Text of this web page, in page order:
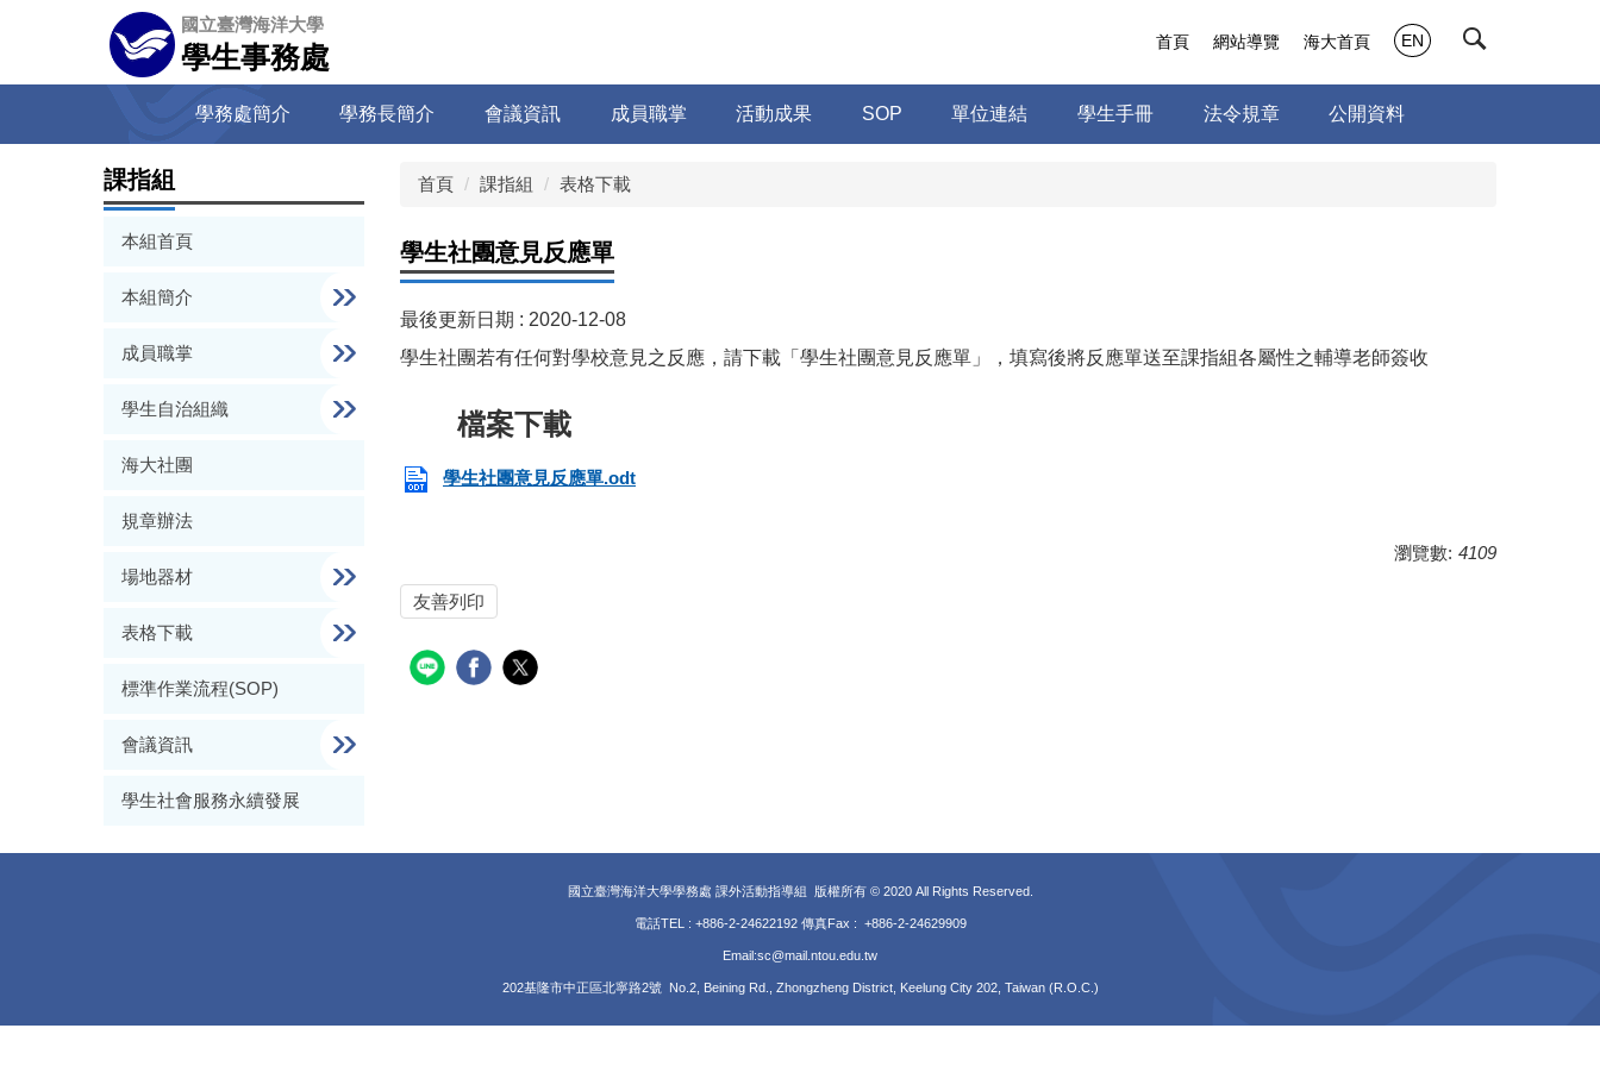
容
國立臺灣海洋大學
學生事務處
學務處簡介 學務長簡介 會議資訊 成員職掌 活動成果 SOP 單位連結 學生手冊 法令規章 公開資料
首頁 網站導覽 海大首頁 EN
課指組
本組首頁
本組簡介
成員職掌
學生自治組織
海大社團
規章辦法
場地器材
表格下載
標準作業流程(SOP)
會議資訊
學生社會服務永續發展
首頁 課指組 表格下載
學生社團意見反應單
最後更新日期 : 2020-12-08
學生社團若有任何對學校意見之反應，請下載「學生社團意見反應單」，填寫後將反應單送至課指組各屬性之輔導老師簽收
學生社團意見反應單.odt
瀏覽數: 4109
友善列印
國立臺灣海洋大學學務處 課外活動指導組 版權所有 © 2020 All Rights Reserved.
電話TEL : +886-2-24622192 傳真Fax : +886-2-24629909
Email:sc@mail.ntou.edu.tw
202基隆市中正區北寧路2號 No.2, Beining Rd., Zhongzheng District, Keelung City 202, Taiwan (R.O.C.)